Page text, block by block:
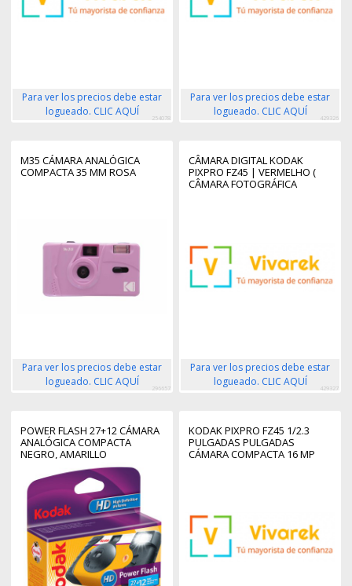
Para ver los precios debe estar
logueado. CLIC AQUÍ
254078
Para ver los precios debe estar
logueado. CLIC AQUÍ
429326
M35 CÁMARA ANALÓGICA
COMPACTA 35 MM ROSA
Para ver los precios debe estar
logueado. CLIC AQUÍ
296657
CÂMARA DIGITAL KODAK
PIXPRO FZ45 | VERMELHO (
CÂMARA FOTOGRÁFICA
Para ver los precios debe estar
logueado. CLIC AQUÍ
429327
POWER FLASH 27+12 CÁMARA
ANALÓGICA COMPACTA
NEGRO, AMARILLO
KODAK PIXPRO FZ45 1/2.3
PULGADAS PULGADAS
CÁMARA COMPACTA 16 MP